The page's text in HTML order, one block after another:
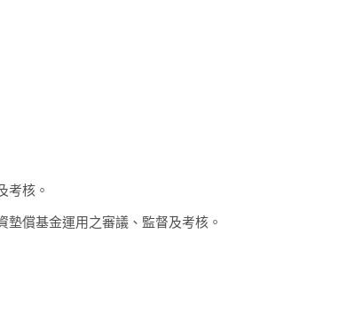
考核。
償基金運用之審議、監督及考核。